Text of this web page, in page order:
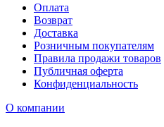
Оплата
Возврат
Доставка
Розничным покупателям
Правила продажи товаров
Публичная оферта
Конфиденциальность
О компании